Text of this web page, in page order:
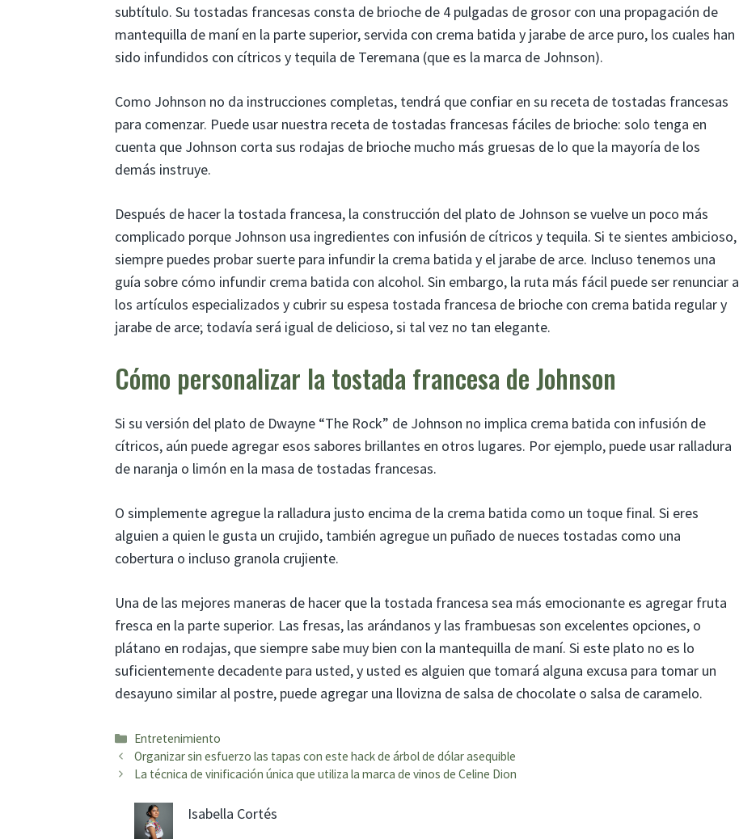
subtítulo. Su tostadas francesas consta de brioche de 4 pulgadas de grosor con una propagación de
mantequilla de maní en la parte superior, servida con crema batida y jarabe de arce puro, los cuales han
sido infundidos con cítricos y tequila de Teremana (que es la marca de Johnson).
Como Johnson no da instrucciones completas, tendrá que confiar en su receta de tostadas francesas
para comenzar. Puede usar nuestra receta de tostadas francesas fáciles de brioche: solo tenga en
cuenta que Johnson corta sus rodajas de brioche mucho más gruesas de lo que la mayoría de los
demás instruye.
Después de hacer la tostada francesa, la construcción del plato de Johnson se vuelve un poco más
complicado porque Johnson usa ingredientes con infusión de cítricos y tequila. Si te sientes ambicioso,
siempre puedes probar suerte para infundir la crema batida y el jarabe de arce. Incluso tenemos una
guía sobre cómo infundir crema batida con alcohol. Sin embargo, la ruta más fácil puede ser renunciar a
los artículos especializados y cubrir su espesa tostada francesa de brioche con crema batida regular y
jarabe de arce; todavía será igual de delicioso, si tal vez no tan elegante.
Cómo personalizar la tostada francesa de Johnson
Si su versión del plato de Dwayne “The Rock” de Johnson no implica crema batida con infusión de
cítricos, aún puede agregar esos sabores brillantes en otros lugares. Por ejemplo, puede usar ralladura
de naranja o limón en la masa de tostadas francesas.
O simplemente agregue la ralladura justo encima de la crema batida como un toque final. Si eres
alguien a quien le gusta un crujido, también agregue un puñado de nueces tostadas como una
cobertura o incluso granola crujiente.
Una de las mejores maneras de hacer que la tostada francesa sea más emocionante es agregar fruta
fresca en la parte superior. Las fresas, las arándanos y las frambuesas son excelentes opciones, o
plátano en rodajas, que siempre sabe muy bien con la mantequilla de maní. Si este plato no es lo
suficientemente decadente para usted, y usted es alguien que tomará alguna excusa para tomar un
desayuno similar al postre, puede agregar una llovizna de salsa de chocolate o salsa de caramelo.
Categorías
Entretenimiento
Organizar sin esfuerzo las tapas con este hack de árbol de dólar asequible
La técnica de vinificación única que utiliza la marca de vinos de Celine Dion
Isabella Cortés